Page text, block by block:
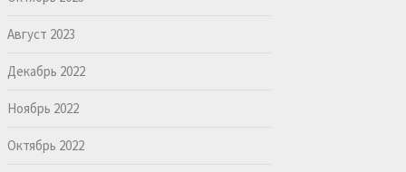
Август 2023
Декабрь 2022
Ноябрь 2022
Октябрь 2022